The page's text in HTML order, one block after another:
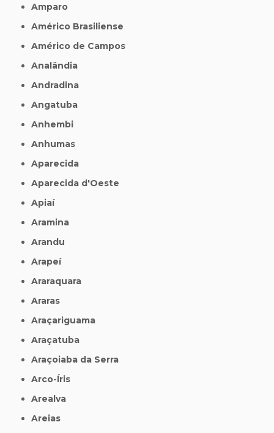
Amparo
Américo Brasiliense
Américo de Campos
Analândia
Andradina
Angatuba
Anhembi
Anhumas
Aparecida
Aparecida d'Oeste
Apiaí
Aramina
Arandu
Arapeí
Araraquara
Araras
Araçariguama
Araçatuba
Araçoiaba da Serra
Arco-Íris
Arealva
Areias